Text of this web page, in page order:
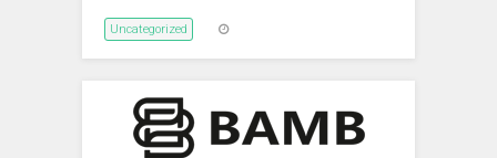
Uncategorized